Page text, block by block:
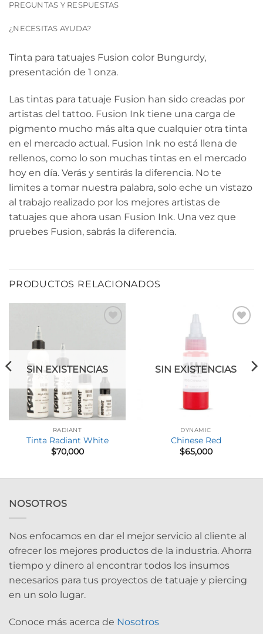
PREGUNTAS Y RESPUESTAS
¿NECESITAS AYUDA?
Tinta para tatuajes Fusion color Bungurdy,
presentación de 1 onza.
Las tintas para tatuaje Fusion han sido creadas por
artistas del tattoo. Fusion Ink tiene una carga de
pigmento mucho más alta que cualquier otra tinta
en el mercado actual. Fusion Ink no está llena de
rellenos, como lo son muchas tintas en el mercado
hoy en día. Verás y sentirás la diferencia. No te
limites a tomar nuestra palabra, solo eche un vistazo
al trabajo realizado por los mejores artistas de
tatuajes que ahora usan Fusion Ink. Una vez que
pruebes Fusion, sabrás la diferencia.
PRODUCTOS RELACIONADOS
lista de
SIN EXISTENCIAS
RADIANT
Tinta Radiant White
$70,000
SIN EXISTENCIAS
DYNAMIC
Chinese Red
$65,000
NOSOTROS
Nos enfocamos en dar el mejor servicio al cliente al
ofrecer los mejores productos de la industria. Ahorra
tiempo y dinero al encontrar todos los insumos
necesarios para tus proyectos de tatuaje y piercing
en un solo lugar.
Conoce más acerca de Nosotros